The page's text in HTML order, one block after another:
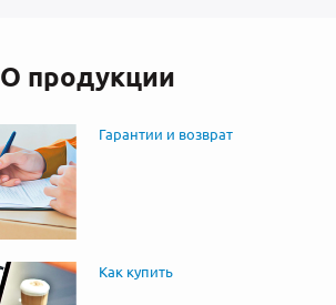
О продукции
Гарантии и возврат
Как купить